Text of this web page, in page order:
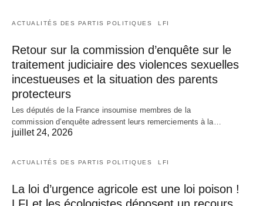
ACTUALITÉS DES PARTIS POLITIQUES LFI
Retour sur la commission d’enquête sur le
traitement judiciaire des violences sexuelles
incestueuses et la situation des parents
protecteurs
Les députés de la France insoumise membres de la
commission d’enquête adressent leurs remerciements à la…
juillet 24, 2026
ACTUALITÉS DES PARTIS POLITIQUES LFI
La loi d’urgence agricole est une loi poison !